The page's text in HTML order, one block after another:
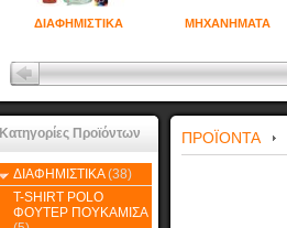
ΔΙΑΦΗΜΙΣΤΙΚΑ ΜΗΧΑΝΗΜΑΤΑ
Κατηγορίες Προϊόντων
ΔΙΑΦΗΜΙΣΤΙΚΑ(38)
T-SHIRT POLO
ΦΟΥΤΕΡ ΠΟΥΚΑΜΙΣΑ
ΠΡΟΪΟΝΤΑ